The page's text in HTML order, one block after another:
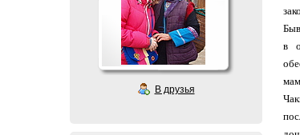
В друзья
в